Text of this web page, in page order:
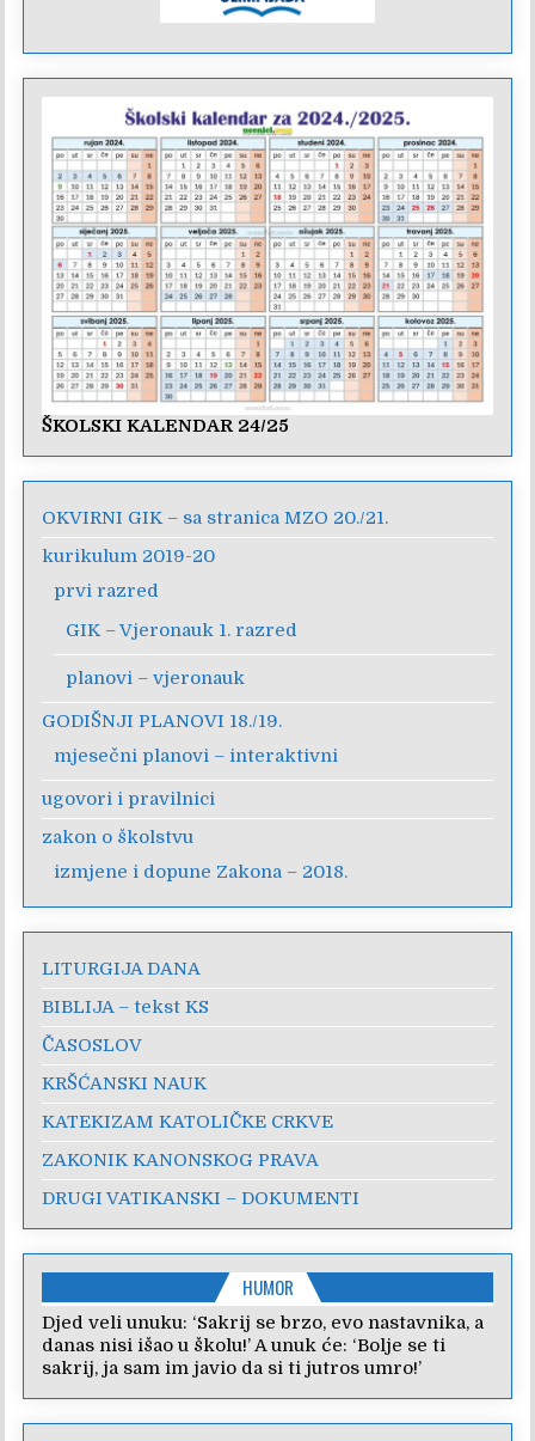
ŠKOLSKI KALENDAR 24/25
OKVIRNI GIK – sa stranica MZO 20./21.
kurikulum 2019-20
prvi razred
GIK – Vjeronauk 1. razred
planovi – vjeronauk
GODIŠNJI PLANOVI 18./19.
mjesečni planovi – interaktivni
ugovori i pravilnici
zakon o školstvu
izmjene i dopune Zakona – 2018.
LITURGIJA DANA
BIBLIJA – tekst KS
ČASOSLOV
KRŠĆANSKI NAUK
KATEKIZAM KATOLIČKE CRKVE
ZAKONIK KANONSKOG PRAVA
DRUGI VATIKANSKI – DOKUMENTI
HUMOR
Djed veli unuku: ‘Sakrij se brzo, evo nastavnika, a
danas nisi išao u školu!’ A unuk će: ‘Bolje se ti
sakrij, ja sam im javio da si ti jutros umro!’